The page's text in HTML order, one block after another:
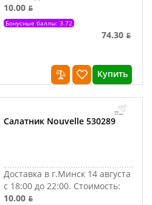
10.00 ƃ
Бонусные баллы: 3.72
74.30 ƃ
Купить
Салатник Nouvelle 530289
Доставка в г.Минск 14 августа
с 18:00 до 22:00. Стоимость:
10.00 ƃ